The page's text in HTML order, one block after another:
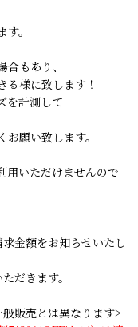
。
もあり、
様に致します！
を計測して
願い致します。
用いただけませんので
金額をお知らせいたし
だきます。
販売とは異なります>